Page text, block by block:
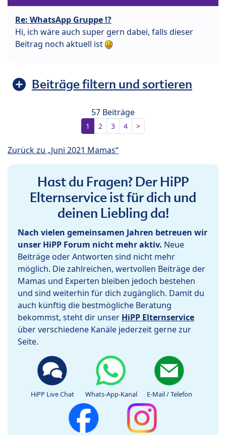
Re: WhatsApp Gruppe !?
Hi, ich wäre auch super gern dabei, falls dieser
Beitrag noch aktuell ist
Beiträge filtern und sortieren
57 Beiträge
1 2 3 4 >
Zurück zu „Juni 2021 Mamas“
Hast du Fragen? Der HiPP
Elternservice ist für dich und
deinen Liebling da!
Nach vielen gemeinsamen Jahren betreuen wir
unser HiPP Forum nicht mehr aktiv. Neue
Beiträge oder Antworten sind nicht mehr
möglich. Die zahlreichen, wertvollen Beiträge der
Mamas und Experten bleiben jedoch bestehen
und sind weiterhin für dich zugänglich. Damit du
auch künftig die bestmögliche Beratung
bekommst, steht dir unser HiPP Elternservice
über verschiedene Kanäle jederzeit gerne zur
Seite.
HiPP Live Chat Whats-App-Kanal E-Mail / Telefon